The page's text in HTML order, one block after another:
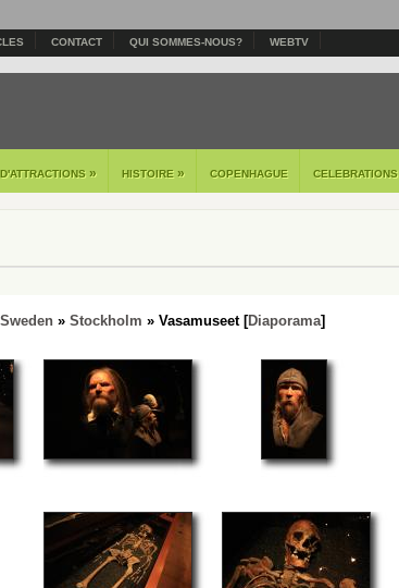
CONTACT QUI SOMMES-NOUS? WEBTV
» HISTOIRE » COPENHAGUE CELEBRATIONS
Sweden» Stockholm » Vasamuseet [Diaporama]